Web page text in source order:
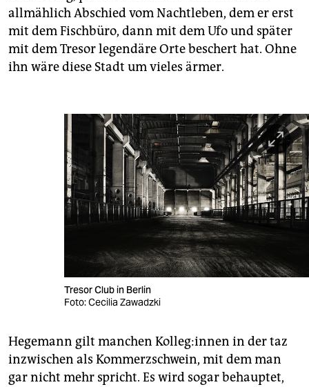
allmählich Abschied vom Nachtleben, dem er erst
mit dem Fischbüro, dann mit dem Ufo und später
mit dem Tresor legendäre Orte beschert hat. Ohne
ihn wäre diese Stadt um vieles ärmer.
Tresor Club in Berlin
Foto: Cecilia Zawadzki
Hegemann gilt manchen Kol­le­g:in­nen in der taz
inzwischen als Kommerzschwein, mit dem man
gar nicht mehr spricht. Es wird sogar behauptet,